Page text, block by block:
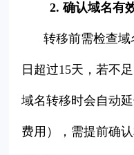
2. 确认域名有
转移前需检查
日超过15天，若不
域名转移时会自动
费用），需提前确